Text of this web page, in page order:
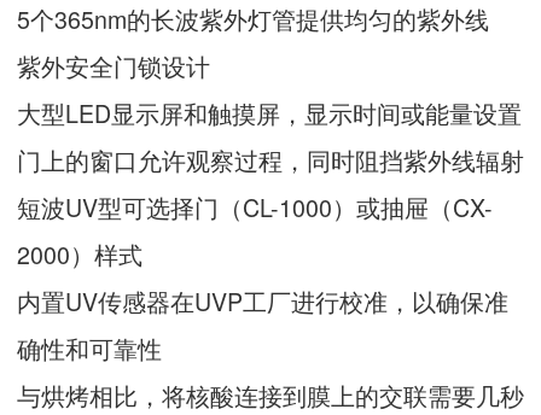
5个365nm的长波紫外灯管提供均匀的紫外线
紫外安全门锁设计
大型LED显示屏和触摸屏，显示时间或能量设置
门上的窗口允许观察过程，同时阻挡紫外线辐射
短波UV型可选择门（CL-1000）或抽屉（CX-
2000）样式
内置UV传感器在UVP工厂进行校准，以确保准
确性和可靠性
与烘烤相比，将核酸连接到膜上的交联需要几秒